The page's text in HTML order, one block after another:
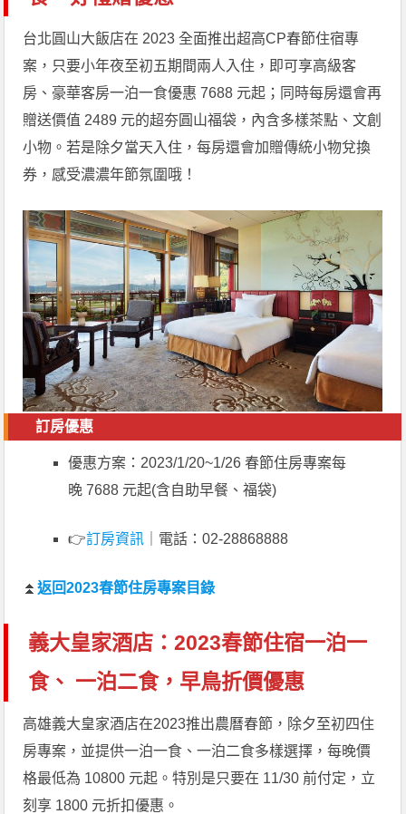
台北圓山大飯店在 2023 全面推出超高CP春節住宿專
案，只要小年夜至初五期間兩人入住，即可享高級客
房、豪華客房一泊一食優惠 7688 元起；同時每房還會再
贈送價值 2489 元的超夯圓山福袋，內含多樣茶點、文創
小物。若是除夕當天入住，每房還會加贈傳統小物兌換
券，感受濃濃年節氛圍哦！
訂房優惠
優惠方案：2023/1/20~1/26 春節住房專案每
晚 7688 元起(含自助早餐、福袋)
👉訂房資訊 ｜電話：02-28868888
⏫返回2023春節住房專案目錄
義大皇家酒店：2023春節住宿一泊一
食、 一泊二食，早鳥折價優惠
高雄義大皇家酒店在2023推出農曆春節，除夕至初四住
房專案，並提供一泊一食、一泊二食多樣選擇，每晚價
格最低為 10800 元起。特別是只要在 11/30 前付定，立
刻享 1800 元折扣優惠。